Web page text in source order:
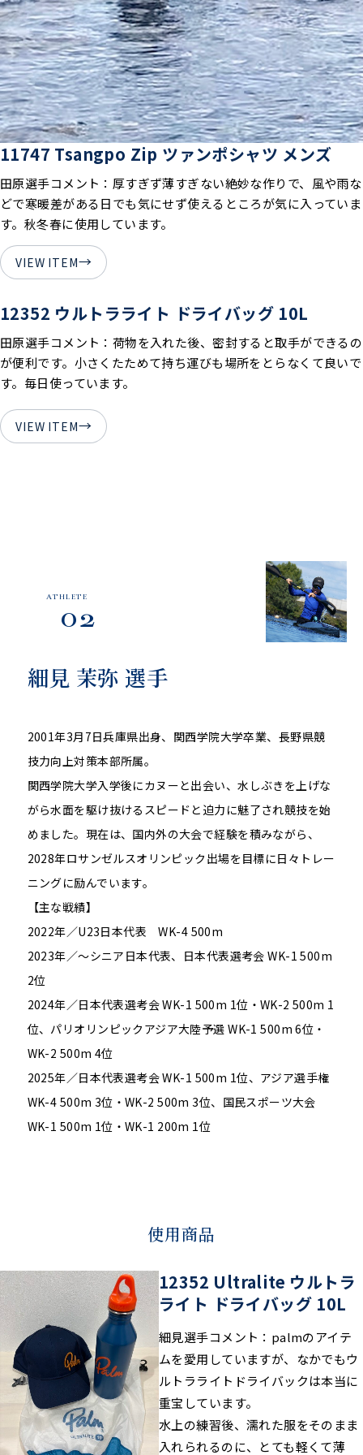
11747 Tsangpo Zip ツァンポシャツ メンズ
田原選手コメント：厚すぎず薄すぎない絶妙な作りで、風や雨な
どで寒暖差がある日でも気にせず使えるところが気に入っていま
す。秋冬春に使用しています。
VIEW ITEM→
12352 ウルトラライト ドライバッグ 10L
田原選手コメント：荷物を入れた後、密封すると取手ができるの
が便利です。小さくたためて持ち運びも場所をとらなくて良いで
す。毎日使っています。
VIEW ITEM→
ATHLETE
02
細見 茉弥 選手
2001年3月7日兵庫県出身、関西学院大学卒業、長野県競
技力向上対策本部所属。
関西学院大学入学後にカヌーと出会い、水しぶきを上げな
がら水面を駆け抜けるスピードと迫力に魅了され競技を始
めました。現在は、国内外の大会で経験を積みながら、
2028年ロサンゼルスオリンピック出場を目標に日々トレー
ニングに励んでいます。
【主な戦績】
2022年／U23日本代表 WK-4 500m
2023年／〜シニア日本代表、日本代表選考会 WK-1 500m
2位
2024年／日本代表選考会 WK-1 500m 1位・WK-2 500m 1
位、パリオリンピックアジア大陸予選 WK-1 500m 6位・
WK-2 500m 4位
2025年／日本代表選考会 WK-1 500m 1位、アジア選手権
WK-4 500m 3位・WK-2 500m 3位、国民スポーツ大会
WK-1 500m 1位・WK-1 200m 1位
使用商品
12352 Ultralite ウルトラ
ライト ドライバッグ 10L
細見選手コメント：palmのアイテ
ムを愛用していますが、なかでもウ
ルトラライトドライバックは本当に
重宝しています。
水上の練習後、濡れた服をそのまま
入れられるのに、とても軽くて薄